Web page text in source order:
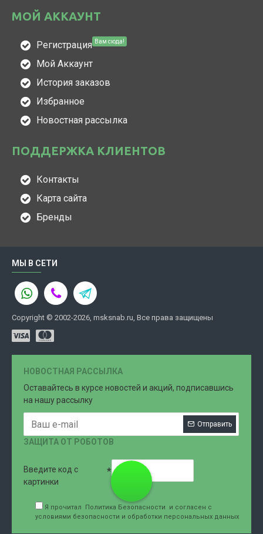
МОЙ АККАУНТ
Регистрация Вам сюда!
Мой Аккаунт
История заказов
Избранное
Новостная рассылка
ПОДДЕРЖКА КЛИЕНТОВ
Контакты
Карта сайта
Бренды
МЫ В СЕТИ
Copyright © 2002-2026, msksnab.ru, Все права защищены
НОВОСТНАЯ РАССЫЛКА
Оставайтесь в курсе новостей и акций, подписавшись
на нашу рассылку
Отправить
ЗАЩИТА ОТ РОБОТОВ
Введите код с
картинки
Я прочитал Политика Безопасности
и согласен с
условиями безопасности и обработки персональных данных
707-76-